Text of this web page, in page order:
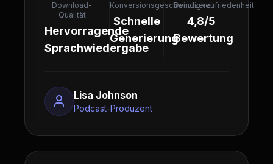
Download-
Qualität
Hervorragende
Sprachwiedergabe
Konversionsgeschwindigkeit
Schnelle
Generierung
Benutzerzufriedenheit
4,8/5
Bewertung
Lisa Johnson
Podcast-Produzent